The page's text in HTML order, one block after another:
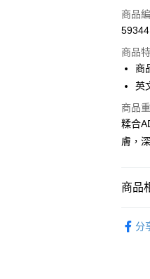
信用
BoC
送貨
每筆
商品
商品
商
英
商品
糅合
膚，
商品
分